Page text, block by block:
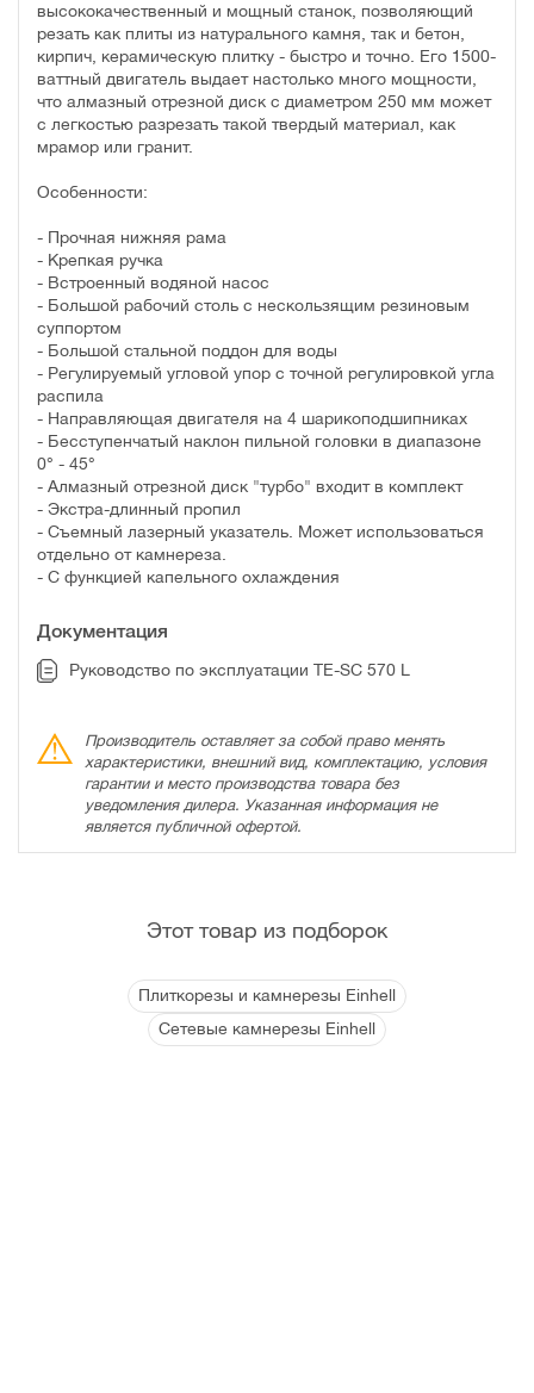
высококачественный и мощный станок, позволяющий
резать как плиты из натурального камня, так и бетон,
кирпич, керамическую плитку - быстро и точно. Его 1500-
ваттный двигатель выдает настолько много мощности,
что алмазный отрезной диск с диаметром 250 мм может
с легкостью разрезать такой твердый материал, как
мрамор или гранит.
Особенности:
- Прочная нижняя рама
- Крепкая ручка
- Встроенный водяной насос
- Большой рабочий столь с нескользящим резиновым
суппортом
- Большой стальной поддон для воды
- Регулируемый угловой упор с точной регулировкой угла
распила
- Направляющая двигателя на 4 шарикоподшипниках
- Бесступенчатый наклон пильной головки в диапазоне
0° - 45°
- Алмазный отрезной диск "турбо" входит в комплект
- Экстра-длинный пропил
- Съемный лазерный указатель. Может использоваться
отдельно от камнереза.
- С функцией капельного охлаждения
Документация
Руководство по эксплуатации TE-SC 570 L
Производитель оставляет за собой право менять
характеристики, внешний вид, комплектацию, условия
гарантии и место производства товара без
уведомления дилера. Указанная информация не
является публичной офертой.
Этот товар из подборок
Плиткорезы и камнерезы Einhell
Сетевые камнерезы Einhell